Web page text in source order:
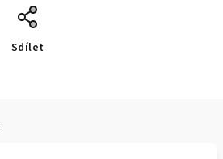
Sdílet